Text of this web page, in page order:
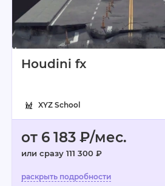
Houdini fx
XYZ School
от 6 183 ₽/мес.
или сразу 111 300 ₽